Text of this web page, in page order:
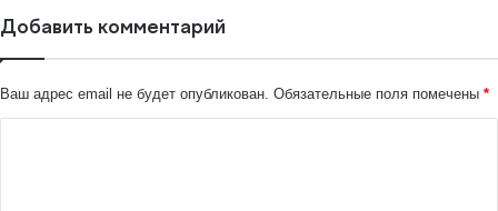
Добавить комментарий
Ваш адрес email не будет опубликован. Обязательные поля помечены *